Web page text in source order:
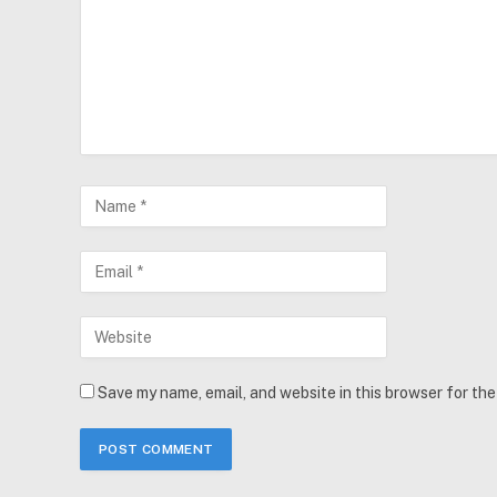
Save my name, email, and website in this browser for